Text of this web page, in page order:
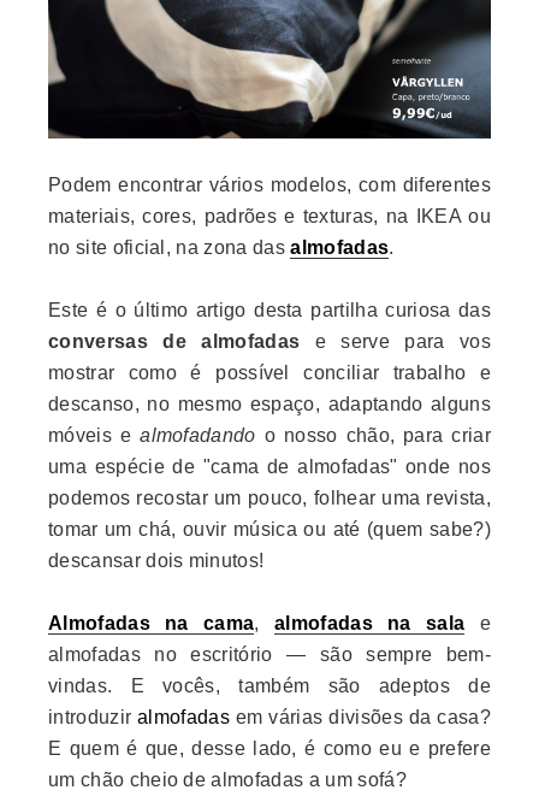
Podem encontrar vários modelos, com diferentes
materiais, cores, padrões e texturas, na IKEA ou
no site oficial, na zona dasalmofadas.
Este é o último artigo desta partilha curiosa das
conversas de almofadas e serve para vos
mostrar como é possível conciliar trabalho e
descanso, no mesmo espaço, adaptando alguns
móveis ealmofadando o nosso chão, para criar
uma espécie de "cama de almofadas" onde nos
podemos recostar um pouco, folhear uma revista,
tomar um chá, ouvir música ou até (quem sabe?)
descansar dois minutos!
Almofadas na cama, almofadas na sala e
almofadas no escritório — são sempre bem-
vindas. E vocês, também são adeptos de
introduziralmofadas em várias divisões da casa?
E quem é que, desse lado, é como eu e prefere
um chão cheio de almofadas a um sofá?